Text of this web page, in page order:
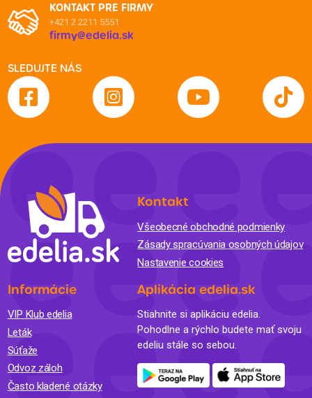
KONTAKT PRE FIRMY
+421 2 2211 5551
firmy@edelia.sk
SLEDUJTE NÁS
Kontakt
Všeobecné obchodné podmienky
Zásady spracúvania osobných údajov
Nastavenie cookies
Informácie
VIP Klub edelia
Leták
Súťaže
Odvoz záloh
Často kladené otázky
Aplikácia edelia.sk
Stiahnite si aplikáciu edelia.
Pohodlne a rýchlo budete mať svoju
edeliu stále so sebou.